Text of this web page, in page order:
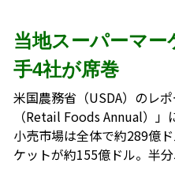
当地スーパーマ
手4社が席巻
米国農務省（USDA）のレ
（Retail Foods Annual）
小売市場は全体で約289億
ケットが約155億ドル。半分